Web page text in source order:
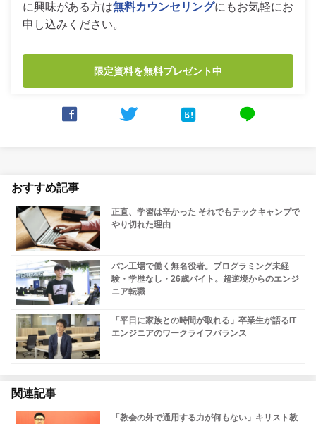
に興味がある方は無料カウンセリングにもお気軽にお
申し込みください。
限定資料を無料プレゼント中
   line
おすすめ記事
正直、学習は辛かった それでもテックキャンプで
やり切れた理由
パン工場で働く無名役者。プログラミング未経
験・学歴なし・26歳バイト。超逆境からのエンジ
ニア転職
「平日に家族との時間が取れる」卒業生が語るIT
エンジニアのワークライフバランス
関連記事
「教会の外で通用する力が何もない」キリスト教